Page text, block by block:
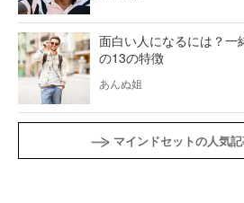
面白い人になるには？一
の13の特徴
あんぬ姐
マインドセットの人気